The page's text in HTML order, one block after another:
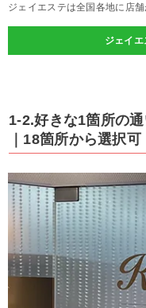
ジェイエステは全国各地に店
ジェイ
1-2.好きな1箇所の
｜18箇所から選択可